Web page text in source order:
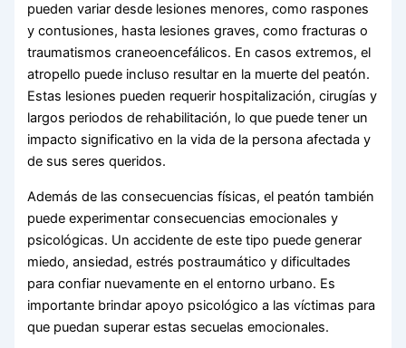
pueden variar desde lesiones menores, como raspones
y contusiones, hasta lesiones graves, como fracturas o
traumatismos craneoencefálicos. En casos extremos, el
atropello puede incluso resultar en la muerte del peatón.
Estas lesiones pueden requerir hospitalización, cirugías y
largos periodos de rehabilitación, lo que puede tener un
impacto significativo en la vida de la persona afectada y
de sus seres queridos.
Además de las consecuencias físicas, el peatón también
puede experimentar consecuencias emocionales y
psicológicas. Un accidente de este tipo puede generar
miedo, ansiedad, estrés postraumático y dificultades
para confiar nuevamente en el entorno urbano. Es
importante brindar apoyo psicológico a las víctimas para
que puedan superar estas secuelas emocionales.